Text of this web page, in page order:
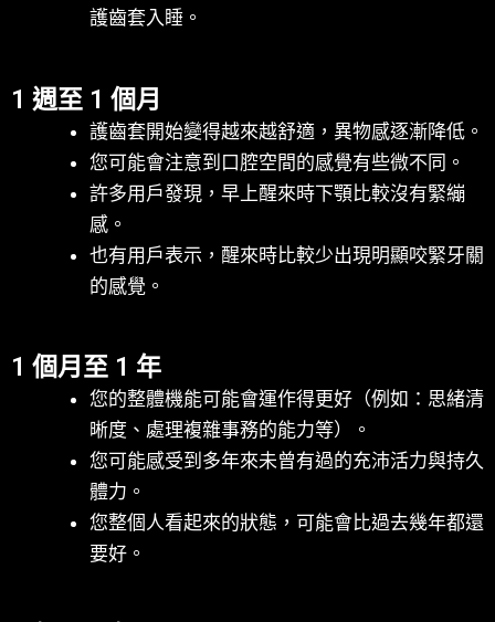
護齒套入睡。
1 週至 1 個月
護齒套開始變得越來越舒適，異物感逐漸降低。
您可能會注意到口腔空間的感覺有些微不同。
許多用戶發現，早上醒來時下顎比較沒有緊繃
感。
也有用戶表示，醒來時比較少出現明顯咬緊牙關
的感覺。
1 個月至 1 年
您的整體機能可能會運作得更好（例如：思緒清
晰度、處理複雜事務的能力等）。
您可能感受到多年來未曾有過的充沛活力與持久
體力。
您整個人看起來的狀態，可能會比過去幾年都還
要好。